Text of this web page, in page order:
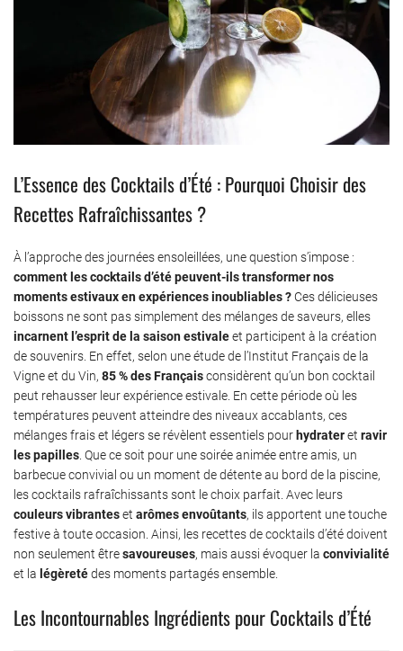
L’Essence des Cocktails d’Été : Pourquoi Choisir des
Recettes Rafraîchissantes ?
À l’approche des journées ensoleillées, une question s’impose :
comment les cocktails d’été peuvent-ils transformer nos
moments estivaux en expériences inoubliables ? Ces délicieuses
boissons ne sont pas simplement des mélanges de saveurs, elles
incarnent l’esprit de la saison estivaleet participent à la création
de souvenirs. En effet, selon une étude de l’Institut Français de la
Vigne et du Vin, 85 % des Françaisconsidèrent qu’un bon cocktail
peut rehausser leur expérience estivale. En cette période où les
températures peuvent atteindre des niveaux accablants, ces
mélanges frais et légers se révèlent essentiels pour hydrateret ravir
les papilles . Que ce soit pour une soirée animée entre amis, un
barbecue convivial ou un moment de détente au bord de la piscine,
les cocktails rafraîchissants sont le choix parfait. Avec leurs
couleurs vibranteset arômes envoûtants, ils apportent une touche
festive à toute occasion. Ainsi, les recettes de cocktails d’été doivent
non seulement êtresavoureuses, mais aussi évoquer la convivialité
et la légèretédes moments partagés ensemble.
Les Incontournables Ingrédients pour Cocktails d’Été